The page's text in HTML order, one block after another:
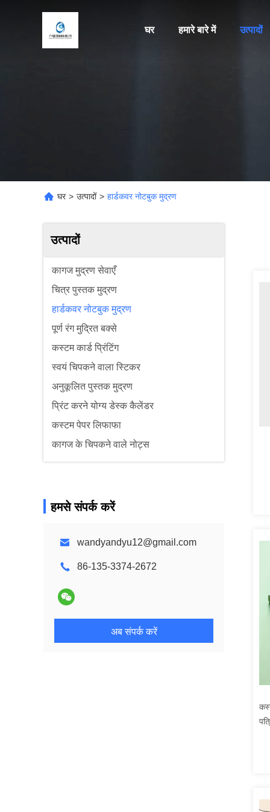
घर हमारे बारे में उत्पादों
घर > उत्पादों > हार्डकवर नोटबुक मुद्रण
उत्पादों
कागज मुद्रण सेवाएँ
चित्र पुस्तक मुद्रण
हार्डकवर नोटबुक मुद्रण
पूर्ण रंग मुद्रित बक्से
कस्टम कार्ड प्रिंटिंग
स्वयं चिपकने वाला स्टिकर
अनुकूलित पुस्तक मुद्रण
प्रिंट करने योग्य डेस्क कैलेंडर
कस्टम पेपर लिफाफा
कागज के चिपकने वाले नोट्स
हमसे संपर्क करें
wandyandyu12@gmail.com
86-135-3374-2672
अब संपर्क करें